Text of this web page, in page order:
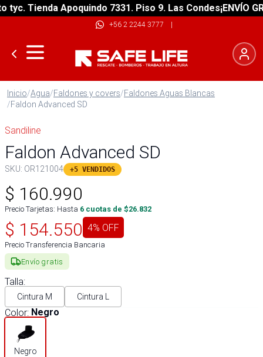
Tienda Apoquindo 7331. Piso 9. Las Condes¡ENVÍO
+56 2 2244 3777 |
Inicio/Agua/Faldones y covers/Faldones Aguas Blancas
/Faldon Advanced SD
Sandiline
Faldon Advanced SD
SKU: OR121004 +5 VENDIDOS
$ 160.990
Precio Tarjetas: Hasta 6 cuotas de $26.832
$ 154.550 4% OFF
Precio Transferencia Bancaria
Envío gratis
Talla:
Cintura M Cintura L
Color: Negro
Negro